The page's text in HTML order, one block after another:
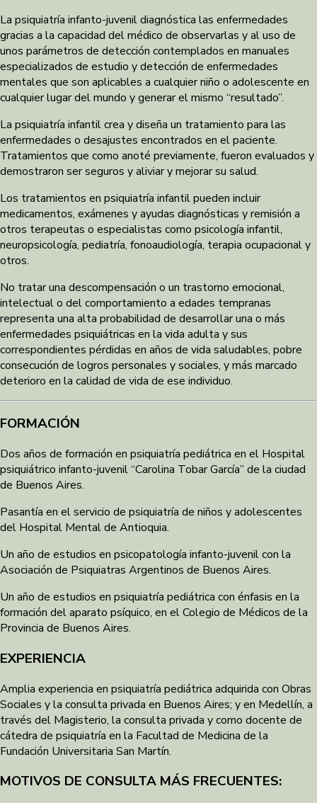
La psiquiatría infanto-juvenil diagnóstica las enfermedades
gracias a la capacidad del médico de observarlas y al uso de
unos parámetros de detección contemplados en manuales
especializados de estudio y detección de enfermedades
mentales que son aplicables a cualquier niño o adolescente en
cualquier lugar del mundo y generar el mismo “resultado”.
La psiquiatría infantil crea y diseña un tratamiento para las
enfermedades o desajustes encontrados en el paciente.
Tratamientos que como anoté previamente, fueron evaluados y
demostraron ser seguros y aliviar y mejorar su salud.
Los tratamientos en psiquiatría infantil pueden incluir
medicamentos, exámenes y ayudas diagnósticas y remisión a
otros terapeutas o especialistas como psicología infantil,
neuropsicología, pediatría, fonoaudiología, terapia ocupacional y
otros.
No tratar una descompensación o un trastorno emocional,
intelectual o del comportamiento a edades tempranas
representa una alta probabilidad de desarrollar una o más
enfermedades psiquiátricas en la vida adulta y sus
correspondientes pérdidas en años de vida saludables, pobre
consecución de logros personales y sociales, y más marcado
deterioro en la calidad de vida de ese individuo.
FORMACIÓN
Dos años de formación en psiquiatría pediátrica en el Hospital
psiquiátrico infanto-juvenil “Carolina Tobar García” de la ciudad
de Buenos Aires.
Pasantía en el servicio de psiquiatría de niños y adolescentes
del Hospital Mental de Antioquia.
Un año de estudios en psicopatología infanto-juvenil con la
Asociación de Psiquiatras Argentinos de Buenos Aires.
Un año de estudios en psiquiatría pediátrica con énfasis en la
formación del aparato psíquico, en el Colegio de Médicos de la
Provincia de Buenos Aires.
EXPERIENCIA
Amplia experiencia en psiquiatría pediátrica adquirida con Obras
Sociales y la consulta privada en Buenos Aires; y en Medellín, a
través del Magisterio, la consulta privada y como docente de
cátedra de psiquiatría en la Facultad de Medicina de la
Fundación Universitaria San Martín.
MOTIVOS DE CONSULTA MÁS FRECUENTES: